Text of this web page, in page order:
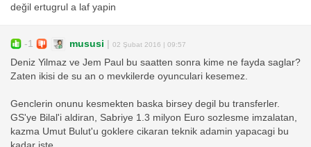
değil ertugrul a laf yapin
-1 mususi 02 Şubat 2016 | 09:57
Deniz Yilmaz ve Jem Paul bu saatten sonra kime ne fayda saglar?
Zaten ikisi de su an o mevkilerde oyunculari kesemez.
Genclerin onunu kesmekten baska birsey degil bu transferler.
GS'ye Bilal'i aldiran, Sabriye 1.3 milyon Euro sozlesme imzalatan,
kazma Umut Bulut'u goklere cikaran teknik adamin yapacagi bu